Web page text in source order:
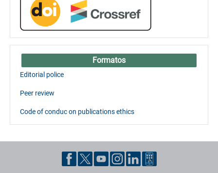
Formatos
Editorial police
Peer review
Code of conduc on publications ethics